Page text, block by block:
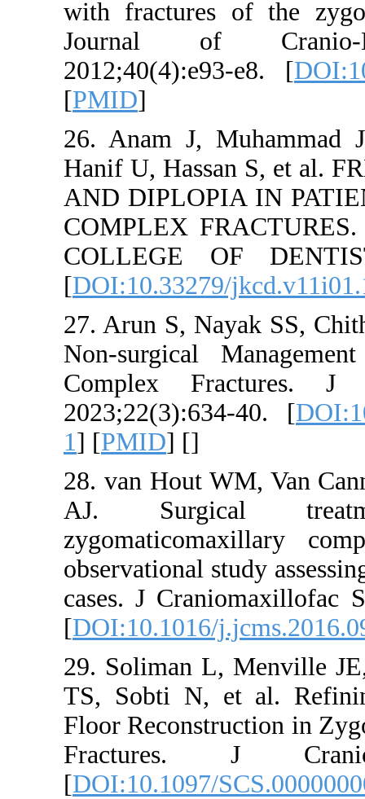
with fractures
Journal of
26. Anam J,
Hanif U,
AND
COMPLEX
COLLEGE
[
27. Arun S,
Non-
Complex
28. van Hout
AJ.
observational
cases. J
[DOI:10.1016/
29. Soliman
TS, Sobti N,
Floor
[DOI:10.1097/